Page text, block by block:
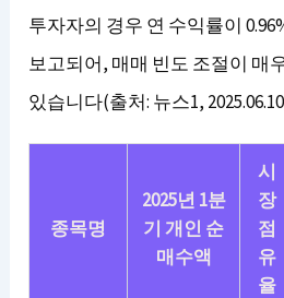
투자자의 경우 연 수익률이
보고되어, 매매 빈도 조절이 매
있습니다(출처: 뉴스1,
종목명
2025년 1분
기 개인 순
매수액
시
장
점
유
율